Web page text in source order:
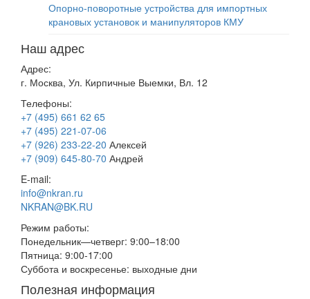
Опорно-поворотные устройства для импортных
крановых установок и манипуляторов КМУ
Наш адрес
Адрес:
г. Москва, Ул. Кирпичные Выемки, Вл. 12
Телефоны:
+7 (495) 661 62 65
+7 (495) 221-07-06
+7 (926) 233-22-20 Алексей
+7 (909) 645-80-70 Андрей
E-mail:
info@nkran.ru
NKRAN@BK.RU
Режим работы:
Понедельник—четверг: 9:00–18:00
Пятница: 9:00-17:00
Суббота и воскресенье: выходные дни
Полезная информация